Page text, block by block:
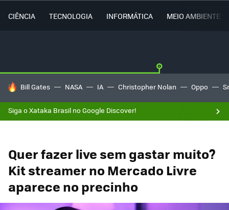
CIÊNCIA TECNOLOGIA INFORMÁTICA MEIO AMBIENTE
TENDÊNCIAS DO DIA
Bill Gates NASA IA Christopher Nolan Oppo
Siga o Xataka Brasil no Google Discover!
Quer fazer live sem gastar muito?
Kit streamer no Mercado Livre
aparece no precinho